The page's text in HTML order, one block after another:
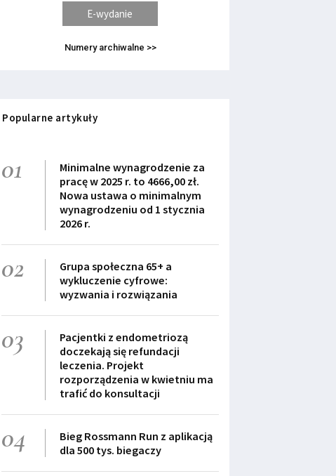
E-wydanie
Numery archiwalne >>
Popularne artykuły
01
Minimalne wynagrodzenie za
pracę w 2025 r. to 4666,00 zł.
Nowa ustawa o minimalnym
wynagrodzeniu od 1 stycznia
2026 r.
02
Grupa społeczna 65+ a
wykluczenie cyfrowe:
wyzwania i rozwiązania
03
Pacjentki z endometriozą
doczekają się refundacji
leczenia. Projekt
rozporządzenia w kwietniu ma
trafić do konsultacji
04
Bieg Rossmann Run z aplikacją
dla 500 tys. biegaczy